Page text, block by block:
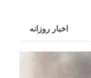
اخبار روزانه